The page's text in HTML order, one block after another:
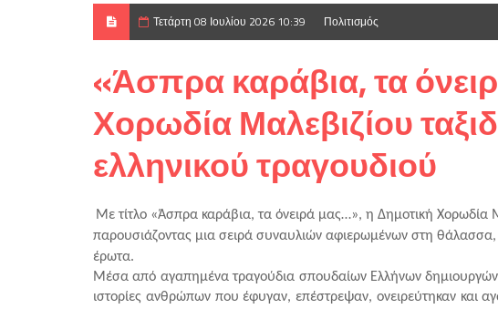
Τετάρτη 08 Ιουλίου 2026 10:39 Πολιτισμός
«Άσπρα καράβια, τα
Χορωδία Μαλεβιζίου
ελληνικού τραγουδιού
Με τίτλο «Άσπρα καράβια, τα όνειρά μας…», η Δημοτική Χορωδία
παρουσιάζοντας μια σειρά συναυλιών αφιερωμένων στη θάλασσα,
έρωτα.
Μέσα από αγαπημένα τραγούδια σπουδαίων Ελλήνων δημιουργών,
ιστορίες ανθρώπων που έφυγαν, επέστρεψαν, ονειρεύτηκαν και